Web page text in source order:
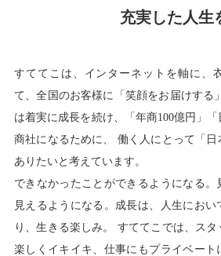
充実した人生
すててこは、インターネットを軸に、
て、全国のお客様に「笑顔をお届けする
は着実に成長を続け、「年商100億円」
商社になるために、
働く人にとって「
ありたいと考えています。
できなかったことができるようになる。
見えるようになる。 成長は、人生におい
り、生きる楽しみ。
すててこでは、スタ
楽しくイキイキ、仕事にもプライベート